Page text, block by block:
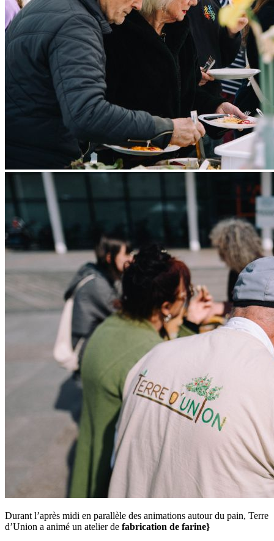
Durant l’après midi en parallèle des animations autour du pain, Terre
d’Union a animé un atelier de fabrication de farine}